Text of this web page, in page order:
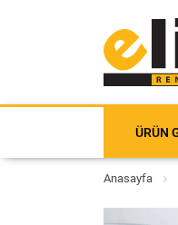
ÜRÜN
Anasayfa